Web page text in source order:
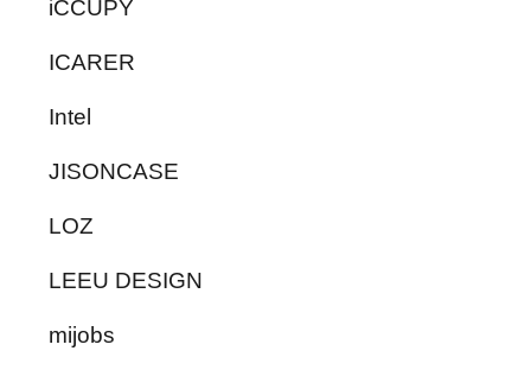
iCCUPY
ICARER
Intel
JISONCASE
LOZ
LEEU DESIGN
mijobs